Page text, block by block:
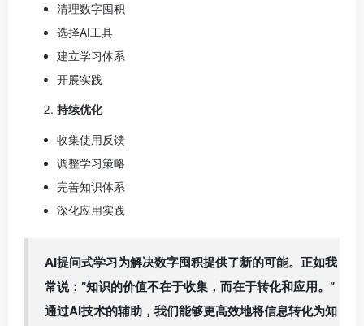
清理数字囤积
选择AI工具
建立学习体系
开展实践
持续优化
收集使用反馈
调整学习策略
完善知识体系
深化应用实践
AI提问式学习为解决数字囤积提供了新的可能。正如我
常说：”知识的价值不在于收集，而在于转化和应用。”
通过AI技术的辅助，我们能够更高效地将信息转化为知